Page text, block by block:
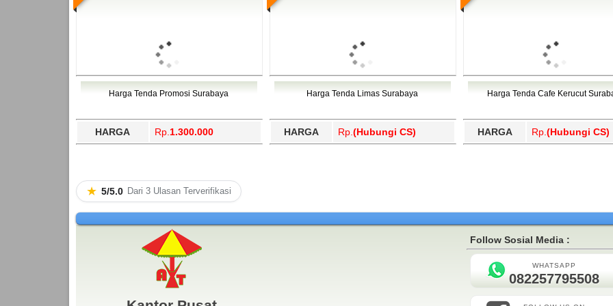
Harga Tenda Promosi Surabaya
HARGA Rp. 1.300.000
Harga Tenda Limas Surabaya
HARGA Rp. (Hubungi CS)
Harga Tenda Cafe Kerucut
HARGA Rp. (Hubungi CS)
★ 5/5.0 Dari 3 Ulasan Terverifikasi
Follow Sosial Media :
WHATSAPP
082257795508